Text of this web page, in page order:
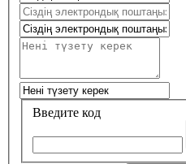
Введите код